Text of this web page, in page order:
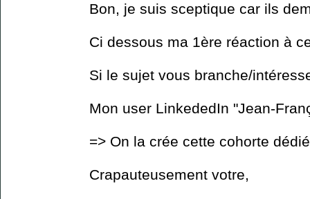
Bon, je suis sceptique car ils
Ci dessous ma 1ère réaction à
Si le sujet vous branche/
Mon user LinkededIn "Jean-
=> On la crée cette cohorte
Crapauteusement votre,